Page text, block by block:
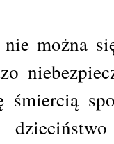
nie można
śmiercią